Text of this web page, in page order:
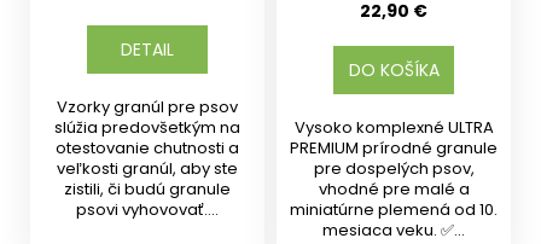
DETAIL
Vzorky granúl pre psov
slúžia predovšetkým na
otestovanie chutnosti a
veľkosti granúl, aby ste
zistili, či budú granule
psovi vyhovovať....
22,90 €
DO KOŠÍKA
Vysoko komplexné ULTRA
PREMIUM prírodné granule
pre dospelých psov,
vhodné pre malé a
miniatúrne plemená od 10.
mesiaca veku. ✅...